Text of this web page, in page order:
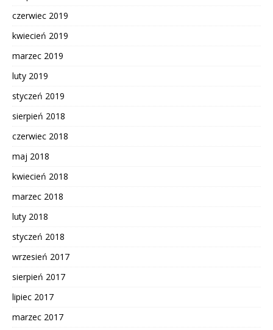
czerwiec 2019
kwiecień 2019
marzec 2019
luty 2019
styczeń 2019
sierpień 2018
czerwiec 2018
maj 2018
kwiecień 2018
marzec 2018
luty 2018
styczeń 2018
wrzesień 2017
sierpień 2017
lipiec 2017
marzec 2017